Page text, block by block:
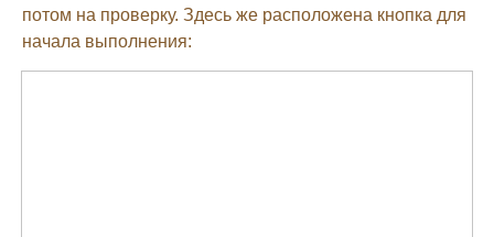
потом на проверку. Здесь же расположена кнопка для
начала выполнения: